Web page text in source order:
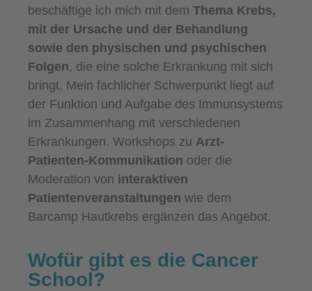
beschäftige ich mich mit dem Thema Krebs,
mit der Ursache und der Behandlung
sowie den physischen und psychischen
Folgen, die eine solche Erkrankung mit sich
bringt. Mein fachlicher Schwerpunkt liegt auf
der Funktion und Aufgabe des Immunsystems
im Zusammenhang mit verschiedenen
Erkrankungen. Workshops zu Arzt-
Patienten-Kommunikation oder die
Moderation von interaktiven
Patientenveranstaltungen wie dem
Barcamp Hautkrebs ergänzen das Angebot.
Wofür gibt es die Cancer
School?